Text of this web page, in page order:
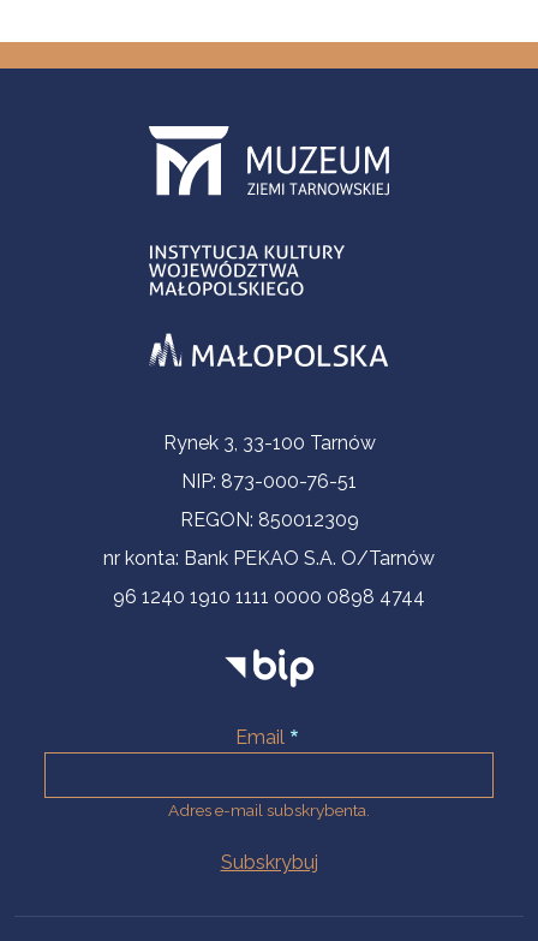
Informacje kontaktoweRynek 3, 33-100 Tarnów
NIP: 873-000-76-51
REGON: 850012309
nr konta: Bank PEKAO S.A. O/Tarnów
96 1240 1910 1111 0000 0898 4744
Email
Adres e-mail subskrybenta.